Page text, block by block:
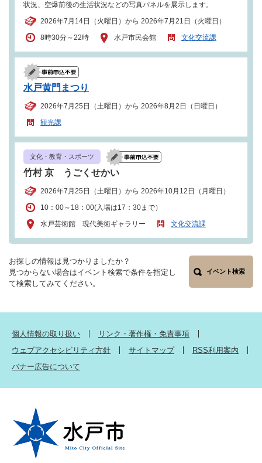
状況、空爆前後の生活状況などの写真パネルを展示します。
2026年7月14日（火曜日）から 2026年7月21日（火曜日）
8時30分～22時
水戸市民会館 文化交流課
水戸黄門まつり
2026年7月25日（土曜日）から 2026年8月2日（日曜日）
観光課
文化・教育・スポーツ
竹村 京 うごくせかい
2026年7月25日（土曜日）から 2026年10月12日（月曜日）
10：00～18：00(入場は17：30まで）
水戸芸術館 現代美術ギャラリー
文化交流課
お探しの情報は見つかりましたか？
見つからない場合はイベント検索で条件を指定し
て検索してみてください。
イベント検索
個人情報の取り扱い
リンク・著作権・免責事項
ウェブアクセシビリティ方針
サイトマップ
RSS利用案内
バナー広告について